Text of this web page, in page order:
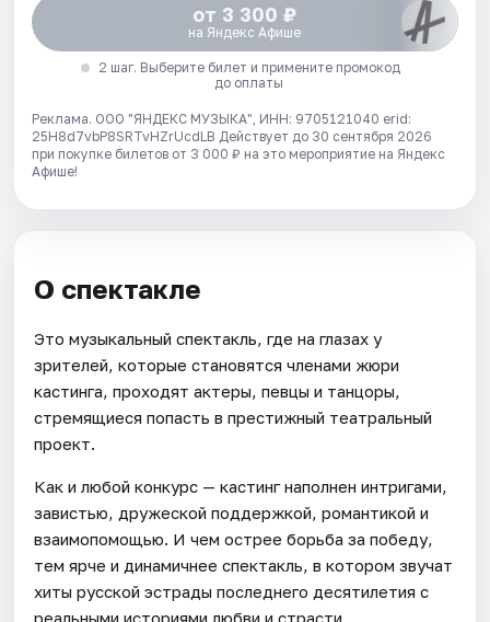
от 3 300 ₽
на Яндекс Афише
2 шаг. Выберите билет и примените промокод
до оплаты
Реклама. ООО "ЯНДЕКС МУЗЫКА", ИНН: 9705121040 erid:
25H8d7vbP8SRTvHZrUcdLB Действует до 30 сентября 2026
при покупке билетов от 3 000 ₽ на это мероприятие на Яндекс
Афише!
О спектакле
Это музыкальный спектакль, где на глазах у
зрителей, которые становятся членами жюри
кастинга, проходят актеры, певцы и танцоры,
стремящиеся попасть в престижный театральный
проект.
Как и любой конкурс — кастинг наполнен интригами,
завистью, дружеской поддержкой, романтикой и
взаимопомощью. И чем острее борьба за победу,
тем ярче и динамичнее спектакль, в котором звучат
хиты русской эстрады последнего десятилетия с